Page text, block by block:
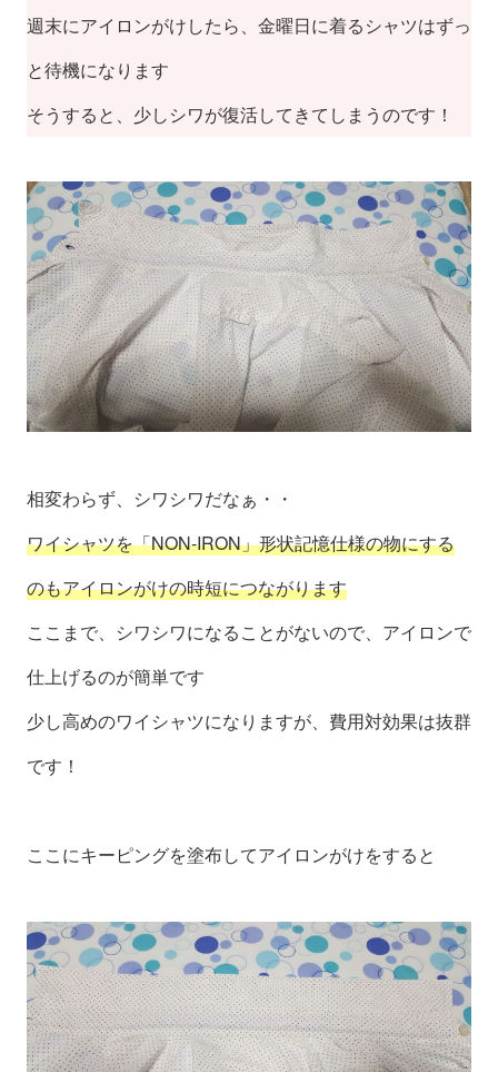
週末にアイロンがけしたら、金曜日に着るシャツはずっ
と待機になります
そうすると、少しシワが復活してきてしまうのです！
相変わらず、シワシワだなぁ・・
ワイシャツを「NON‐IRON」形状記憶仕様の物にする
のもアイロンがけの時短につながります
ここまで、シワシワになることがないので、アイロンで
仕上げるのが簡単です
少し高めのワイシャツになりますが、費用対効果は抜群
です！
ここにキーピングを塗布してアイロンがけをすると